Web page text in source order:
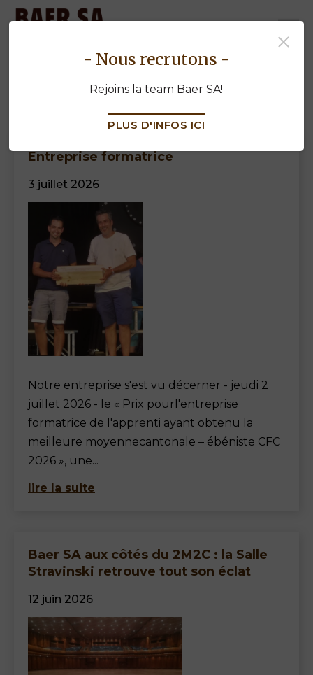
- Nous recrutons -
Rejoins la team Baer SA!
PLUS D'INFOS ICI
Actualités
Entreprise formatrice
3 juillet 2026
Notre entreprise s'est vu décerner - jeudi 2
juillet 2026 - le « Prix pourl'entreprise
formatrice de l'apprenti ayant obtenu la
meilleure moyennecantonale – ébéniste CFC
2026 », une...
lire la suite
Baer SA aux côtés du 2M2C : la Salle
Stravinski retrouve tout son éclat
12 juin 2026